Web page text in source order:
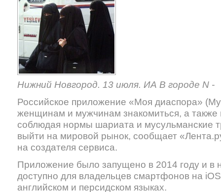
Нижний Новгород. 13 июля. ИА В городе N -
Российское приложение «Моя диаспора»
женщинам и мужчинам знакомиться, а также
соблюдая нормы шариата и мусульманские
выйти на мировой рынок, сообщает
на создателя сервиса.
Приложение было запущено в 2014 году и в
доступно для владельцев смартфонов на
английском и персидском языках.